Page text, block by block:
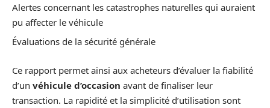
Alertes concernant les catastrophes naturelles qui auraient
pu affecter le véhicule
Évaluations de la sécurité générale
Ce rapport permet ainsi aux acheteurs d’évaluer la fiabilité
d’un véhicule d’occasion avant de finaliser leur
transaction. La rapidité et la simplicité d’utilisation sont